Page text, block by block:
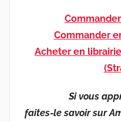
Commander
Acheter en
Si vous
faites-le savoir sur